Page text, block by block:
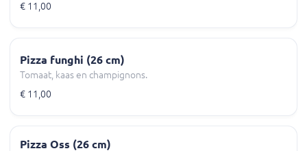
€ 11,00
Pizza funghi (26 cm)
Tomaat, kaas en champignons.
€ 11,00
Pizza Oss (26 cm)